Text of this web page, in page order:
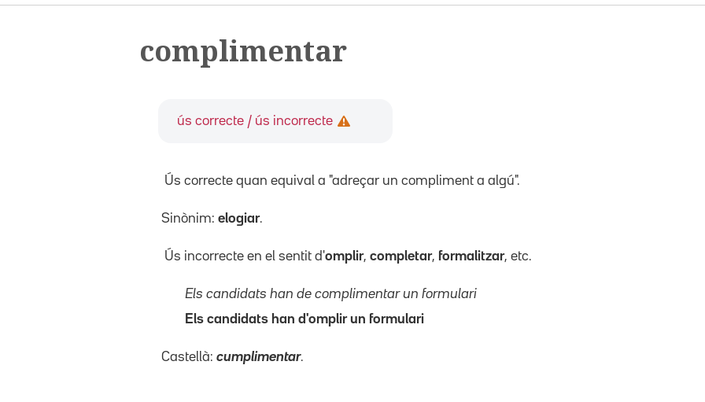
complimentar
ús correcte / ús incorrecte
Ús correcte quan equival a "adreçar un compliment a algú".
Sinònim: elogiar.
Ús incorrecte en el sentit d'omplir, completar, formalitzar, etc.
Els candidats han de complimentar un formulari
Els candidats han d'omplir un formulari
Castellà: cumplimentar.